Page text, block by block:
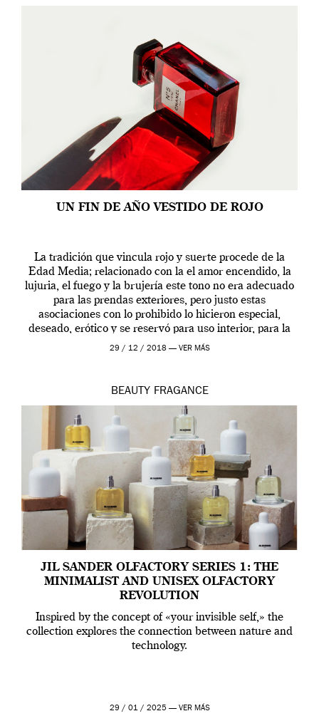
UN FIN DE AÑO VESTIDO DE ROJO
La tradición que vincula rojo y suerte procede de la
Edad Media; relacionado con la el amor encendido, la
lujuria, el fuego y la brujería este tono no era adecuado
para las prendas exteriores, pero justo estas
asociaciones con lo prohibido lo hicieron especial,
deseado, erótico y se reservó para uso interior, para la
ropa […]
29 / 12 / 2018 — VER MÁS
BEAUTY FRAGANCE
JIL SANDER OLFACTORY SERIES 1: THE
MINIMALIST AND UNISEX OLFACTORY
REVOLUTION
Inspired by the concept of «your invisible self,» the
collection explores the connection between nature and
technology.
29 / 01 / 2025 — VER MÁS